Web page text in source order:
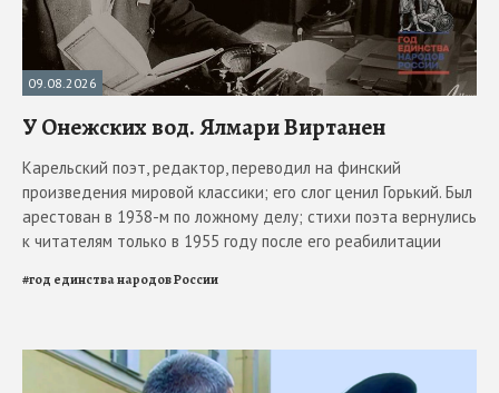
09.08.2026
У Онежских вод. Ялмари Виртанен
Карельский поэт, редактор, переводил на финский
произведения мировой классики; его слог ценил Горький. Был
арестован в 1938-м по ложному делу; стихи поэта вернулись
к читателям только в 1955 году после его реабилитации
#год единства народов России